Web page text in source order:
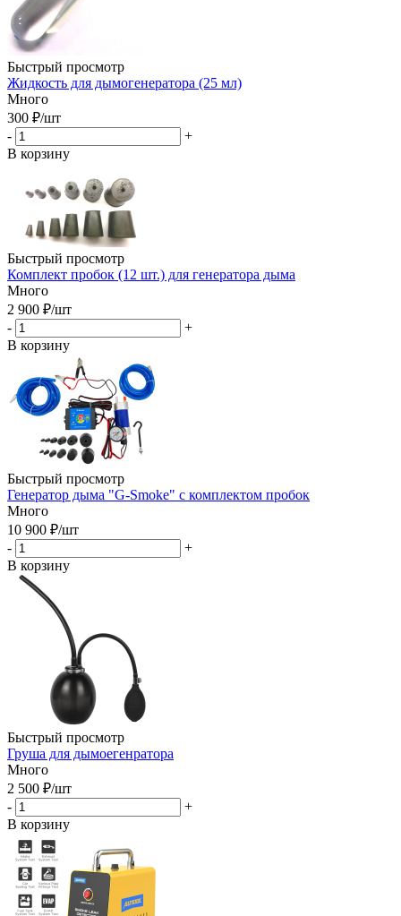
Быстрый просмотр
Жидкость для дымогенератора (25 мл)
Много
300 ₽/шт
-
+
В корзину
Быстрый просмотр
Комплект пробок (12 шт.) для генератора дыма
Много
2 900 ₽/шт
-
+
В корзину
Быстрый просмотр
Генератор дыма "G-Smoke" с комплектом пробок
Много
10 900 ₽/шт
-
+
В корзину
Быстрый просмотр
Груша для дымоегенратора
Много
2 500 ₽/шт
-
+
В корзину